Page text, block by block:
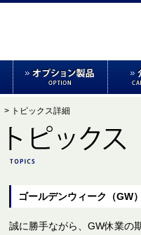
> トピックス詳細
ゴールデンウィーク（GW
誠に勝手ながら、GW休業の